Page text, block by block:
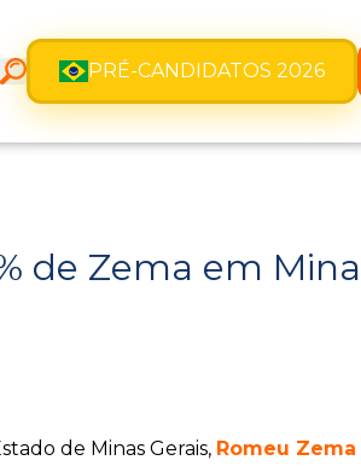
PRÉ-CANDIDATOS 2026
de Zema em
de Minas Gerais, Romeu Zema